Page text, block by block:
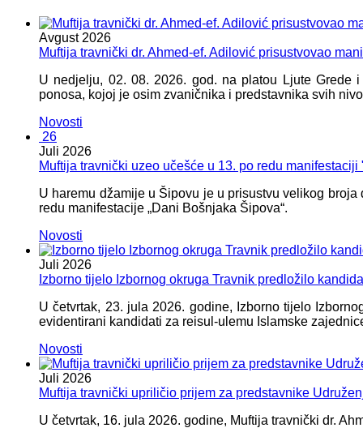
Avgust 2026
Muftija travnički dr. Ahmed-ef. Adilović prisustvovao
U nedjelju, 02. 08. 2026. god. na platou Ljute
ponosa, kojoj je osim zvaničnika i predstavnika svih
Novosti
26
Juli 2026
Muftija travnički uzeo učešće u 13. po redu
U haremu džamije u Šipovu je u prisustvu velikog
redu manifestacije „Dani Bošnjaka Šipova“.
Novosti
Juli 2026
Izborno tijelo Izbornog okruga Travnik predložilo
U četvrtak, 23. jula 2026. godine, Izborno tijelo
evidentirani kandidati za reisul-ulemu Islamske
Novosti
Juli 2026
Muftija travnički upriličio prijem za predstavnike
U četvrtak, 16. jula 2026. godine, Muftija travnički dr.